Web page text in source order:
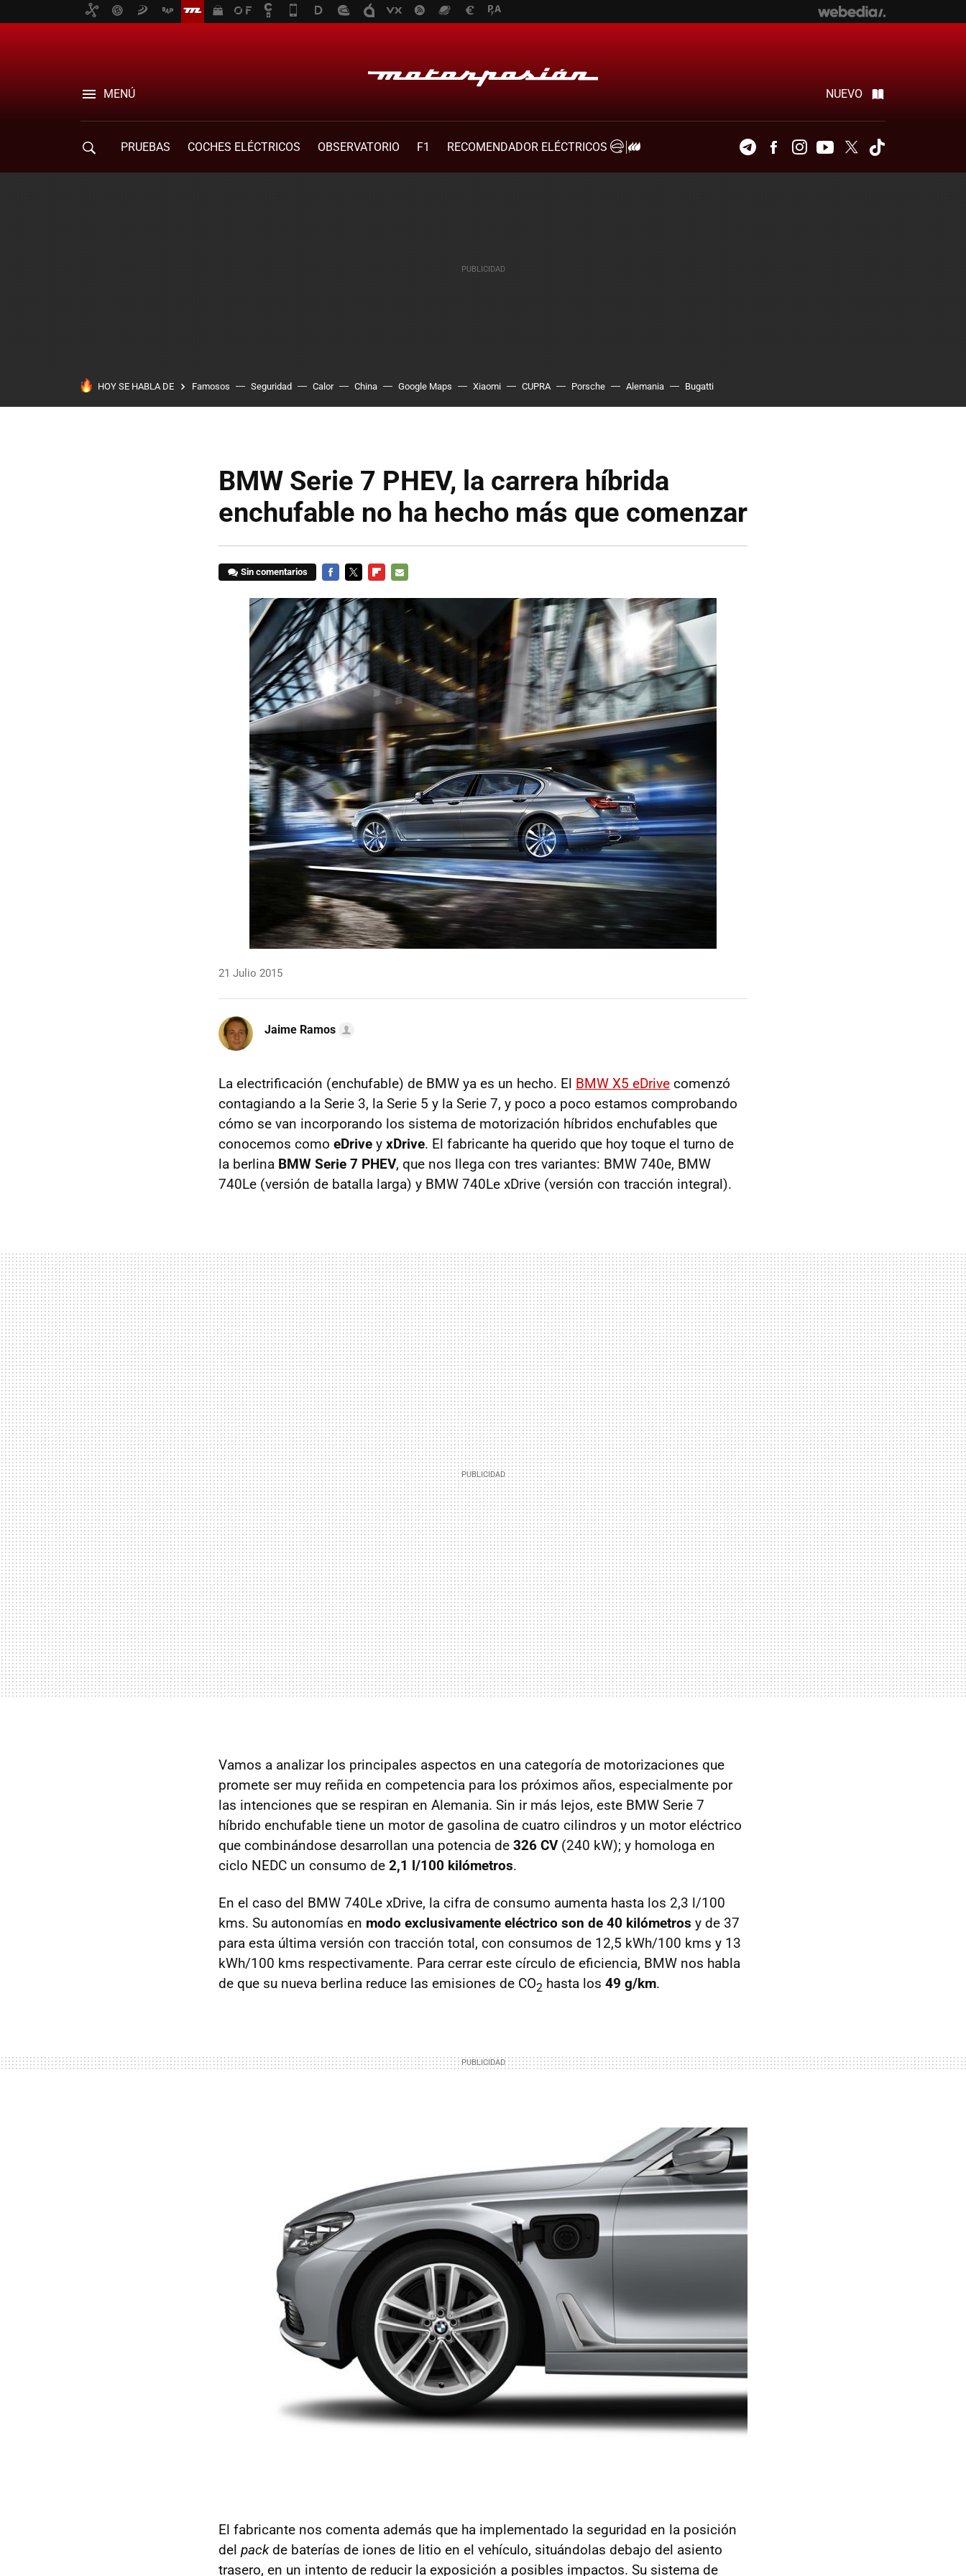
MENÚ NUEVO
PRUEBAS COCHES ELÉCTRICOS OBSERVATORIO F1
RECOMENDADOR ELÉCTRICOS
TelegramFacebookInstagramYoutubeTwitter
HOY SE HABLA DE Famosos Seguridad Calor China Google Maps Xiaomi CUPRA Porsche Alemania Bugatti
BMW Serie 7 PHEV, la carrera híbrida
enchufable no ha hecho más que comenzar
Sin comentarios
MAIL
21 Julio 2015
Jaime Ramos
La electrificación (enchufable) de BMW ya es un hecho. El BMW X5 eDrive comenzó
contagiando a la Serie 3, la Serie 5 y la Serie 7, y poco a poco estamos comprobando
cómo se van incorporando los sistema de motorización híbridos enchufables que
conocemos como eDrive y xDrive. El fabricante ha querido que hoy toque el turno de
la berlina BMW Serie 7 PHEV, que nos llega con tres variantes: BMW 740e, BMW
740Le (versión de batalla larga) y BMW 740Le xDrive (versión con tracción integral).
Vamos a analizar los principales aspectos en una categoría de motorizaciones que
promete ser muy reñida en competencia para los próximos años, especialmente por
las intenciones que se respiran en Alemania. Sin ir más lejos, este BMW Serie 7
híbrido enchufable tiene un motor de gasolina de cuatro cilindros y un motor eléctrico
que combinándose desarrollan una potencia de 326 CV(240 kW); y homologa en
ciclo NEDC un consumo de 2,1 l/100 kilómetros.
En el caso del BMW 740Le xDrive, la cifra de consumo aumenta hasta los 2,3 l/100
kms. Su autonomías en modo exclusivamente eléctrico son de 40 kilómetros y de 37
para esta última versión con tracción total, con consumos de 12,5 kWh/100 kms y 13
kWh/100 kms respectivamente. Para cerrar este círculo de eficiencia, BMW nos habla
de que su nueva berlina reduce las emisiones de CO2 hasta los 49 g/km.
El fabricante nos comenta además que ha implementado la seguridad en la posición
del packde baterías de iones de litio en el vehículo, situándolas debajo del asiento
trasero, en un intento de reducir la exposición a posibles impactos. Su sistema de